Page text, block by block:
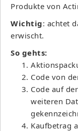
Produkte von
Wichtig: achtet
erwischt.
So gehts:
Code von
Code auf
weiteren
Kaufbetrag